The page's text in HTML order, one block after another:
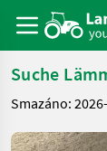
Suche
Smazáno: